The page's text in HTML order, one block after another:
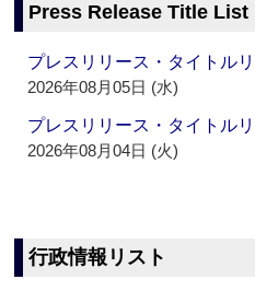
Press Release Title List
プレスリリース・タイトル
2026年08月05日 (水)
プレスリリース・タイトル
2026年08月04日 (火)
行政情報リスト